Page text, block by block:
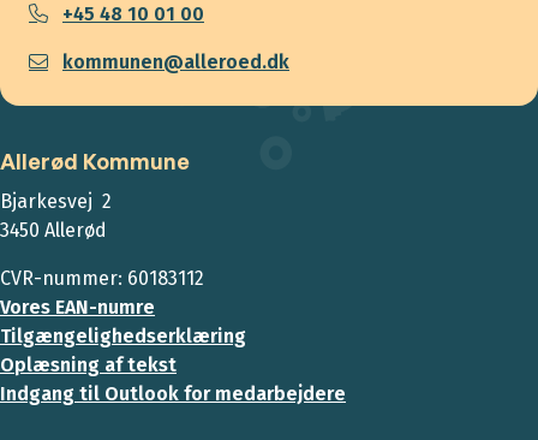
+45 48 10 01 00
kommunen@alleroed.dk
Allerød Kommune
Bjarkesvej 2
3450 Allerød
CVR-nummer: 60183112
Vores EAN-numre
Tilgængelighedserklæring
Oplæsning af tekst
Indgang til Outlook for medarbejdere